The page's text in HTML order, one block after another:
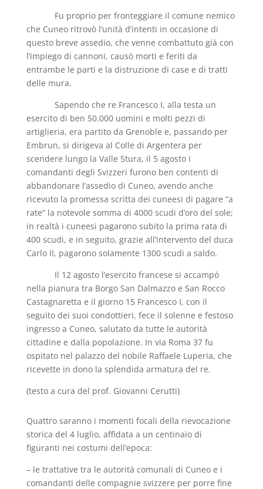
Fu proprio per fronteggiare il comune nemico
che Cuneo ritrovò l’unità d’intenti in occasione di
questo breve assedio, che venne combattuto già con
l’impiego di cannoni, causò morti e feriti da
entrambe le parti e la distruzione di case e di tratti
delle mura.
Sapendo che re Francesco I, alla testa un
esercito di ben 50.000 uomini e molti pezzi di
artiglieria, era partito da Grenoble e, passando per
Embrun, si dirigeva al Colle di Argentera per
scendere lungo la Valle Stura, il 5 agosto i
comandanti degli Svizzeri furono ben contenti di
abbandonare l’assedio di Cuneo, avendo anche
ricevuto la promessa scritta dei cuneesi di pagare “a
rate” la notevole somma di 4000 scudi d’oro del sole;
in realtà i cuneesi pagarono subito la prima rata di
400 scudi, e in seguito, grazie all’intervento del duca
Carlo II, pagarono solamente 1300 scudi a saldo.
Il 12 agosto l’esercito francese si accampò
nella pianura tra Borgo San Dalmazzo e San Rocco
Castagnaretta e il giorno 15 Francesco I, con il
seguito dei suoi condottieri, fece il solenne e festoso
ingresso a Cuneo, salutato da tutte le autorità
cittadine e dalla popolazione. In via Roma 37 fu
ospitato nel palazzo del nobile Raffaele Luperia, che
ricevette in dono la splendida armatura del re.
(testo a cura del prof. Giovanni Cerutti)
Quattro saranno i momenti focali della rievocazione
storica del 4 luglio, affidata a un centinaio di
figuranti nei costumi dell’epoca:
– le trattative tra le autorità comunali di Cuneo e i
comandanti delle compagnie svizzere per porre fine